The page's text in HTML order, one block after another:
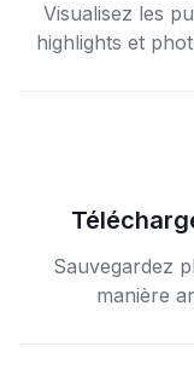
Visualisez les
highlights et
Sauvegardez
manière